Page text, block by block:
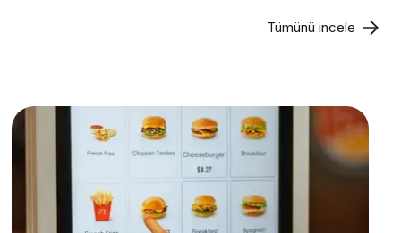
Tümünü incele